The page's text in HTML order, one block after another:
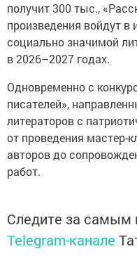
получит 300 тыс.,
произведения войдут
социально значимой
в 2026–2027 годах.
Одновременно с
писателей»,
литераторов с
от проведения мастер-
авторов до
работ.
Следите за
Telegram-канале